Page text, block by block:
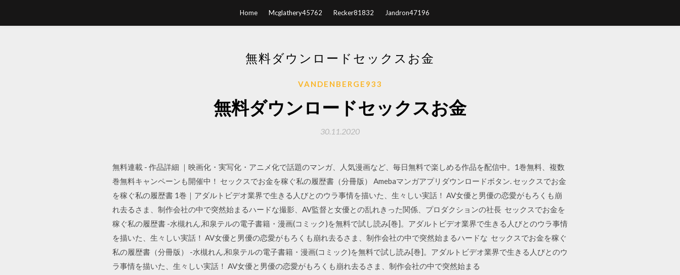
Home Mcglathery45762 Recker81832 Jandron47196
無料ダウンロードセックスお金
VANDENBERGE933
無料ダウンロードセックスお金
30.11.2020
無料連載 - 作品詳細 ｜映画化・実写化・アニメ化で話題のマンガ、人気漫画など、毎日無料で楽しめる作品を配信中。1巻無料、複数
巻無料キャンペーンも開催中！ セックスでお金を稼ぐ私の履歴書（分冊版） Amebaマンガアプリダウンロードボタン. セックスでお金
を稼ぐ私の履歴書 1巻｜アダルトビデオ業界で生きる人びとのウラ事情を描いた、生々しい実話！ AV女優と男優の恋愛がもろくも崩
れ去るさま、制作会社の中で突然始まるハードな撮影、AV監督と女優との乱れきった関係、プロダクションの社長 セックスでお金を
稼ぐ私の履歴書 -水槻れん,和泉テルの電子書籍・漫画(コミック)を無料で試し読み[巻]。アダルトビデオ業界で生きる人びとのウラ事情
を描いた、生々しい実話！ AV女優と男優の恋愛がもろくも崩れ去るさま、制作会社の中で突然始まるハードな セックスでお金を稼ぐ
私の履歴書（分冊版） -水槻れん,和泉テルの電子書籍・漫画(コミック)を無料で試し読み[巻]。アダルトビデオ業界で生きる人びとのウ
ラ事情を描いた、生々しい実話！ AV女優と男優の恋愛がもろくも崩れ去るさま、制作会社の中で突然始まる